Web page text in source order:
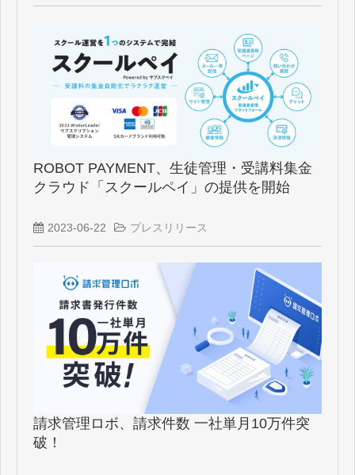
ROBOT PAYMENT、生徒管理・受講料集金
クラウド「スクールペイ」の提供を開始
2023-06-22 プレスリリース
請求管理ロボ、請求件数 一社単月10万件突
破！